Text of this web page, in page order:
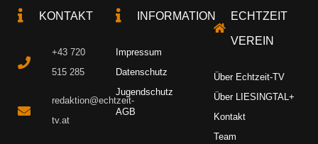
KONTAKT
+43 720
515 285
redaktion@echtzeit-
tv.at
INFORMATION
Impressum
Datenschutz
Jugendschutz
AGB
ECHTZEIT
VEREIN
Über Echtzeit-TV
Über LIESINGTAL+
Kontakt
Team